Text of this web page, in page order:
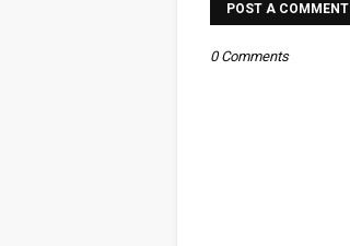
POST A COMMENT
0 Comments